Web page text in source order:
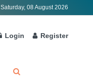
Saturday, 08 August 2026
Login Register